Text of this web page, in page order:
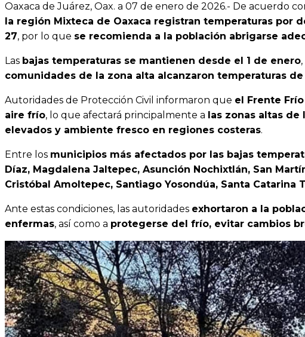
Oaxaca de Juárez, Oax. a 07 de enero de 2026.- De acuerdo
la región Mixteca de Oaxaca registran temperaturas por
27, por lo que se recomienda a la población abrigarse
Las bajas temperaturas se mantienen desde el 1 de enero
comunidades de la zona alta alcanzaron temperaturas
Autoridades de Protección Civil informaron que el Frente
aire frío, lo que afectará principalmente a las zonas altas de
elevados y ambiente fresco en regiones costeras.
Entre los municipios más afectados por las bajas
Díaz, Magdalena Jaltepec, Asunción Nochixtlán, San
Cristóbal Amoltepec, Santiago Yosondúa, Santa Catarina
Ante estas condiciones, las autoridades exhortaron a la
enfermas, así como a protegerse del frío, evitar cambios